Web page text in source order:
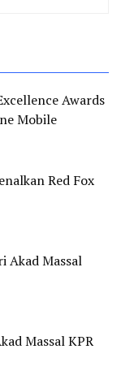
Awards
Mobile
Red Fox
Akad Massal
Massal KPR